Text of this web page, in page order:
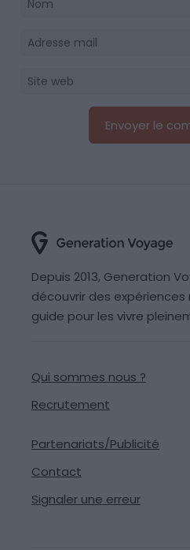
Depuis 2013, Generation
découvrir des
guide pour les vivre
Qui sommes nous ?
Recrutement
Partenariats/Publicité
Contact
Signaler une erreur